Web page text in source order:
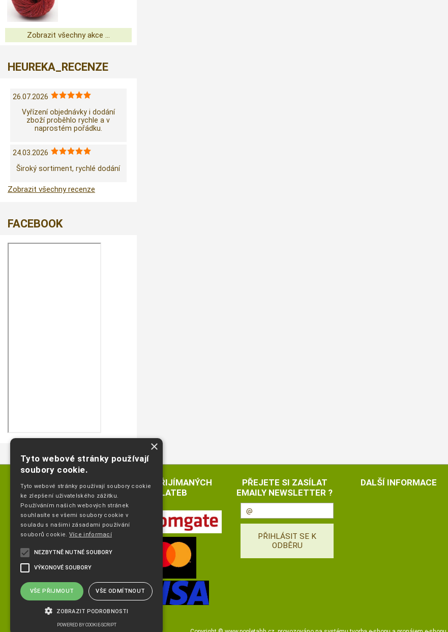
Zobrazit všechny akce ...
HEUREKA_RECENZE
26.07.2026
Vyřízení objednávky i dodání
zboží proběhlo rychle a v
naprostém pořádku.
24.03.2026
Široký sortiment, rychlé dodání
Zobrazit všechny recenze
FACEBOOK
LOGA PŘIJÍMANÝCH
PLATEB
PŘEJETE SI ZASÍLAT
EMAILY NEWSLETTER ?
DALŠÍ INFORMACE
×
Tyto webové stránky používají
soubory cookie.
Tyto webové stránky používají soubory cookie
ke zlepšení uživatelského zážitku.
Používáním našich webových stránek
souhlasíte se všemi soubory cookie v
souladu s našimi zásadami používání
souborů cookie. Více informací
NEZBYTNĚ NUTNÉ SOUBORY
VÝKONOVÉ SOUBORY
VŠE PŘIJMOUT VŠE ODMÍTNOUT
ZOBRAZIT PODROBNOSTI
POWERED BY COOKIE-SCRIPT